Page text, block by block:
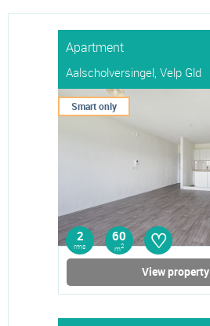
Apartment
Aalscholversingel, Velp Gld
Smart only
2
rms
60
m2 ♡
View property